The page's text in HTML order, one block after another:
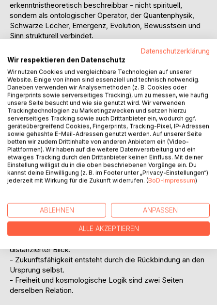
erkenntnistheoretisch beschreibbar - nicht spirituell,
sondern als ontologischer Operator, der Quantenphysik,
Schwarze Löcher, Emergenz, Evolution, Bewusstsein und
Sinn strukturell verbindet.
Auf Basis neuer mathematischer und polykontexturaler
Logiken eröffnet das Buch ein postdisziplinäres
Erkenntnisfeld, in dem Einheit und Vielheit, Subjekt und
Objekt, Materie und Bewusstsein nicht mehr dual gedacht
werden müssen. Wirklichkeit geschieht adual - und zwar
durch denselben Ursprung, der alles hervorbringt:
Absolute Liebe als einzige Möglichkeitsform
schöpferischer Beziehung.
Damit wird eine Frage beantwortbar, die bisher
unbeantwortbar war:
Warum kann Wirklichkeit überhaupt entstehen?
Die Theorie zeigt:
- Erkenntnis ist Teilhabe, nicht Beobachtung.
- Wissenschaft ist ein lebendiger Prozess, kein
distanzierter Blick.
- Zukunftsfähigkeit entsteht durch die Rückbindung an den
Ursprung selbst.
- Freiheit und kosmologische Logik sind zwei Seiten
derselben Relation.
Datenschutzerklärung
Wir respektieren den Datenschutz
Wir nutzen Cookies und vergleichbare Technologien auf unserer
Website. Einige von ihnen sind essenziell und technisch notwendig.
Daneben verwenden wir Analysemethoden (z. B. Cookies oder
Fingerprints sowie serverseitiges Tracking), um zu messen, wie häufig
unsere Seite besucht und wie sie genutzt wird. Wir verwenden
Trackingtechnologien zu Marketingzwecken und setzen hierzu
serverseitiges Tracking sowie auch Drittanbieter ein, wodurch ggf.
geräteübergreifend Cookies, Fingerprints, Tracking-Pixel, IP-Adressen
sowie gehashte E-Mail-Adressen genutzt werden. Auf unserer Seite
betten wir zudem Drittinhalte von anderen Anbietern ein (Video-
Plattformen). Wir haben auf die weitere Datenverarbeitung und ein
etwaiges Tracking durch den Drittanbieter keinen Einfluss. Mit deiner
Einstellung willigst du in die oben beschriebenen Vorgänge ein. Du
kannst deine Einwilligung (z. B. im Footer unter „Privacy-Einstellungen“)
jederzeit mit Wirkung für die Zukunft widerrufen. (BoD-Impressum)
ABLEHNEN ANPASSEN
ALLE AKZEPTIEREN